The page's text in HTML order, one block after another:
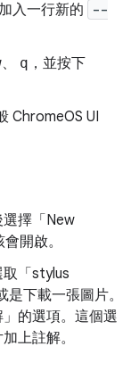
入一行新的
--
、 q ，並按下
ChromeOS UI
擇「New
開啟。
「stylus
是下載一張圖片。
的選項。這個選
上註解。